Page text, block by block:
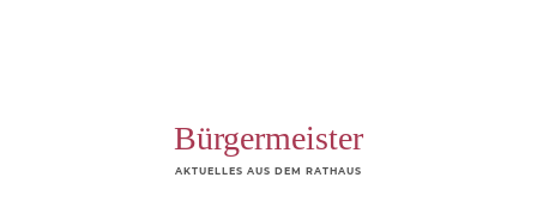
Bürgermeister
AKTUELLES AUS DEM RATHAUS